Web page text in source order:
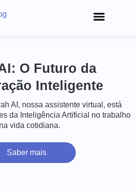
O Futuro da
Inteligente
AI, nossa assistente virtual, está
da Inteligência Artificial no trabalho
vida cotidiana.
Saber mais